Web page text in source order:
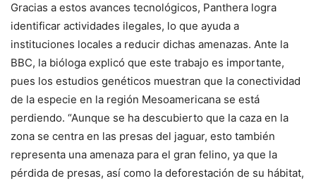
Gracias a estos avances tecnológicos, Panthera logra
identificar actividades ilegales, lo que ayuda a
instituciones locales a reducir dichas amenazas. Ante la
BBC, la bióloga explicó que este trabajo es importante,
pues los estudios genéticos muestran que la conectividad
de la especie en la región Mesoamericana se está
perdiendo. “Aunque se ha descubierto que la caza en la
zona se centra en las presas del jaguar, esto también
representa una amenaza para el gran felino, ya que la
pérdida de presas, así como la deforestación de su hábitat,